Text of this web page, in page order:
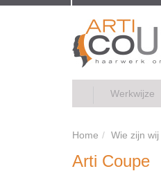
Werkwijze
Home Wie zijn wij
Arti Coupe